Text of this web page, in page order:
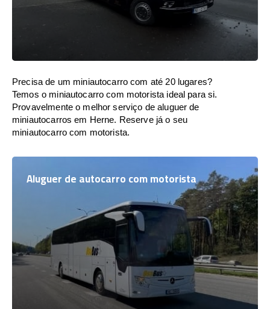
Precisa de um miniautocarro com até 20 lugares?
Temos o miniautocarro com motorista ideal para si.
Provavelmente o melhor serviço de aluguer de
miniautocarros em Herne. Reserve já o seu
miniautocarro com motorista.
Aluguer de autocarro com motorista